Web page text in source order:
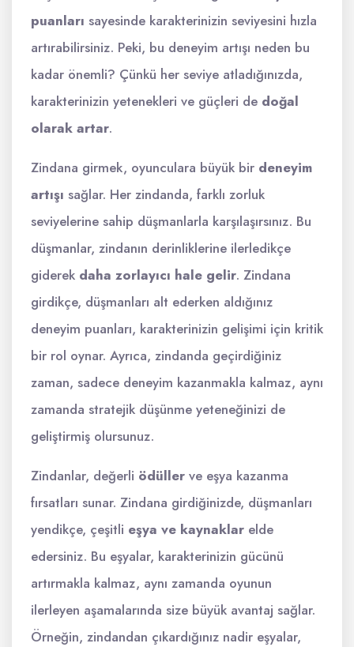
puanları sayesinde karakterinizin seviyesini hızla
artırabilirsiniz. Peki, bu deneyim artışı neden bu
kadar önemli? Çünkü her seviye atladığınızda,
karakterinizin yetenekleri ve güçleri de doğal
olarak artar.
Zindana girmek, oyunculara büyük bir deneyim
artışı sağlar. Her zindanda, farklı zorluk
seviyelerine sahip düşmanlarla karşılaşırsınız. Bu
düşmanlar, zindanın derinliklerine ilerledikçe
giderek daha zorlayıcı hale gelir. Zindana
girdikçe, düşmanları alt ederken aldığınız
deneyim puanları, karakterinizin gelişimi için kritik
bir rol oynar. Ayrıca, zindanda geçirdiğiniz
zaman, sadece deneyim kazanmakla kalmaz, aynı
zamanda stratejik düşünme yeteneğinizi de
geliştirmiş olursunuz.
Zindanlar, değerli ödüller ve eşya kazanma
fırsatları sunar. Zindana girdiğinizde, düşmanları
yendikçe, çeşitli eşya ve kaynaklar elde
edersiniz. Bu eşyalar, karakterinizin gücünü
artırmakla kalmaz, aynı zamanda oyunun
ilerleyen aşamalarında size büyük avantaj sağlar.
Örneğin, zindandan çıkardığınız nadir eşyalar,